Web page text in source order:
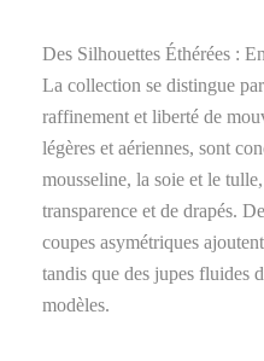
Des Silhouettes Éthérées :
La collection se distingue
raffinement et liberté de
légères et aériennes, sont
mousseline, la soie et le
transparence et de drapés.
coupes asymétriques
tandis que des jupes fluides
modèles.